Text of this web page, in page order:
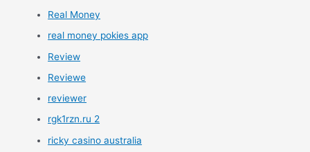
Real Money
real money pokies app
Review
Reviewe
reviewer
rgk1rzn.ru 2
ricky casino australia